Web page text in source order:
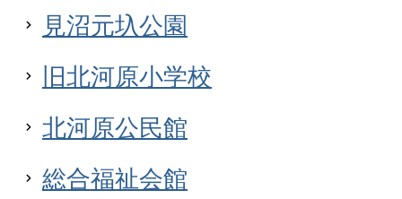
見沼元圦公園
旧北河原小学校
北河原公民館
総合福祉会館